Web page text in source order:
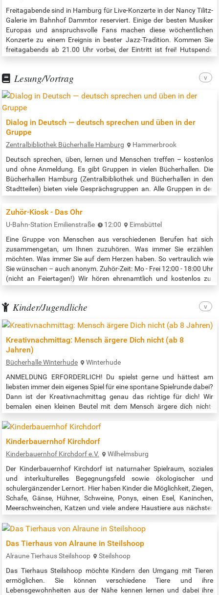
Freitagabende sind in Hamburg für Live-Konzerte in der Nancy Tilitz-
Galerie im Bahnhof Dammtor reserviert. Einige der besten Musiker
Europas und anspruchsvolle Fans machen diese wöchentlichen
Konzerte zu einem Ereignis in bester Jazz-Tradition. Kommen Sie
freitagabends ab 21.00 Uhr vorbei, der Eintritt ist frei! Hutspende
Lesung/Vortrag
Dialog in Deutsch — deutsch sprechen und üben in der
Gruppe
Zentralbibliothek Bücherhalle Hamburg
Hammerbrook
Deutsch sprechen, üben, lernen und Menschen treffen – kostenlos
und ohne Anmeldung. Es gibt Gruppen in vielen Bücherhallen. Die
Bücherhallen Hamburg (Zentralbibliothek und Bücherhallen in den
Stadtteilen) bieten viele Gesprächsgruppen an. Alle Gruppen in der
library: https://www.buecherhallen.de/zentralbibliothek-dialog-in-
Zuhör-Kiosk - Das Ohr
U-Bahn-Station Emilienstraße 12:00
Eimsbüttel
Eine Gruppe von Menschen aus verschiedenen Berufen hat sich
zusammengetan, um Ihnen zuzuhören. Was immer Sie erzählen
möchten. Was immer Sie auf dem Herzen haben. So vertraulich wie
Sie wünschen – auch anonym. Zuhör-Zeit: Mo - Frei 12:00 - 18:00 Uhr
(nicht an Feiertagen!) Wir hören ehrenamtlich und kostenlos zu.
Zuhörer-Kiosk…
Kinder/Jugendliche
Kreativnachmittag: Mensch ärgere Dich nicht (ab 8
Jahren)
Bücherhalle Winterhude
Winterhude
ANMELDUNG ERFORDERLICH! Du spielst gerne und hättest am
liebsten immer dein eigenes Spiel für eine spontane Spielrunde dabei?
Dann ist der Kreativnachmittag genau das richtige für dich! Wir
bemalen einen kleinen Beutel mit dem Mensch ärgere dich nicht-
Anmeldung unter 040-426 062 920 oder
Quelle:…
Kinderbauernhof Kirchdorf
Kinderbauernhof Kirchdorf e.V.
Wilhelmsburg
Der Kinderbauernhof Kirchdorf ist naturnaher Spielraum, soziales
und interkulturelles Be­gegnungsfeld sowie ökologischer und
schulergän­zender Lernort. Hier haben Kinder die Möglichkeit, Ziegen,
Schafe, Gänse, Hühner, Schweine, Ponys, einen Esel, Kaninchen,
Meerschweinchen, Katzen und viele andere Haustiere aus nächster
Eintritt für Einzelbesucher und Familien ist kostenfrei |…
Das Tierhaus von Alraune in Steilshoop
Alraune Tierhaus Steilshoop
Steilshoop
Das Tierhaus Steilshoop möchte Kindern den Umgang mit Tieren
ermöglichen. Sie können verschiedene Tiere und ihre
Lebensgewohnheiten aus der Nähe kennen lernen und dabei ihre